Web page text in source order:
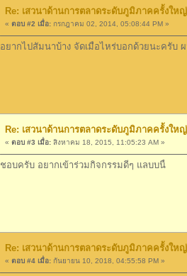
Re: เสวนาด้านการตลาดระดับภูมิภาคครั้งให
« ตอบ #2 เมื่อ: กรกฎาคม 02, 2014, 05:08:44 PM »
อยากไปสัมนาบ้าง จัดเมื่อไหร่บอกด้วยนะครั
Re: เสวนาด้านการตลาดระดับภูมิภาคครั้งให
« ตอบ #3 เมื่อ: สิงหาคม 18, 2015, 11:05:23 AM »
ชอบครับ อยากเข้าร่วมกิจกรรมดีๆ แลบบนี้
Re: เสวนาด้านการตลาดระดับภูมิภาคครั้งให
« ตอบ #4 เมื่อ: กันยายน 10, 2018, 04:55:58 PM »